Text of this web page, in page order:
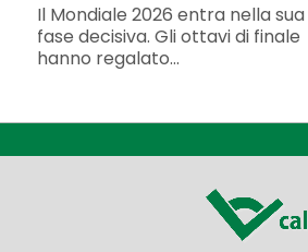
Il Mondiale 2026 entra nella sua
fase decisiva. Gli ottavi di finale
hanno regalato...